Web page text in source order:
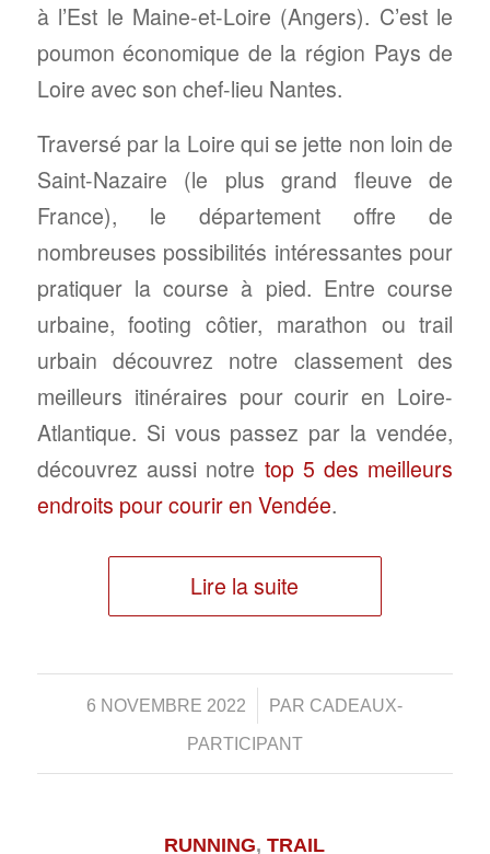
à l’Est le Maine-et-Loire (Angers). C’est le
poumon économique de la région Pays de
Loire avec son chef-lieu Nantes.
Traversé par la Loire qui se jette non loin de
Saint-Nazaire (le plus grand fleuve de
France), le département offre de
nombreuses possibilités intéressantes pour
pratiquer la course à pied. Entre course
urbaine, footing côtier, marathon ou trail
urbain découvrez notre classement des
meilleurs itinéraires pour courir en Loire-
Atlantique. Si vous passez par la vendée,
découvrez aussi notre top 5 des meilleurs
endroits pour courir en Vendée.
Lire la suite
6 NOVEMBRE 2022
/ PAR CADEAUX-
PARTICIPANT
RUNNING,TRAIL